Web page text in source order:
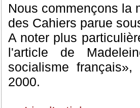
Nous commençons la
des Cahiers parue
A noter plus
l'article de
socialisme
2000.